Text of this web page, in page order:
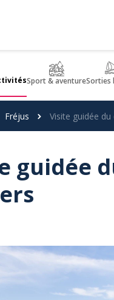
Sport & aventureSorties
Fréjus Visite guidée du
guidée